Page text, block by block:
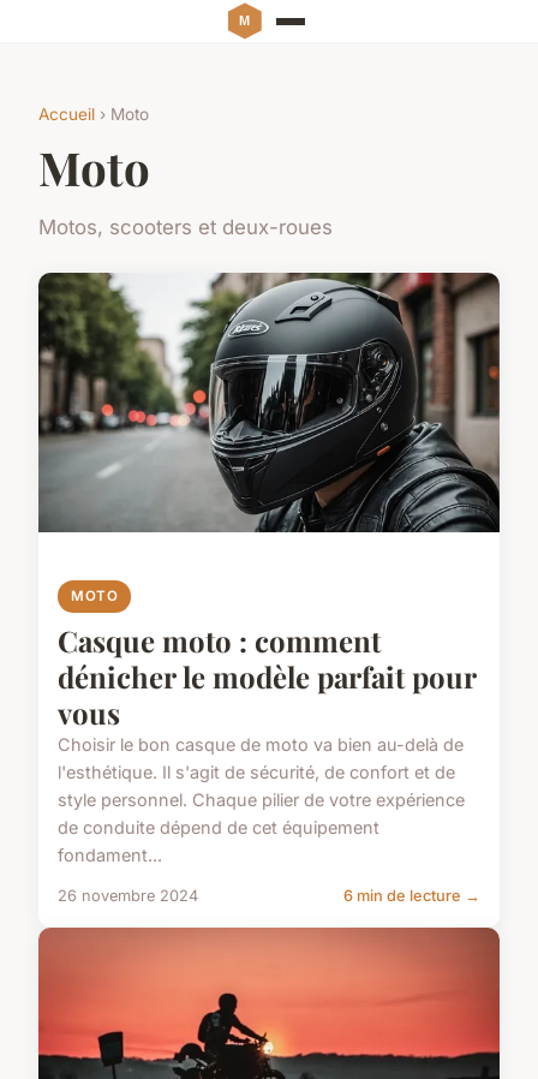
Accueil › Moto
Moto
Motos, scooters et deux-roues
MOTO
Casque moto : comment
dénicher le modèle parfait pour
vous
Choisir le bon casque de moto va bien au-delà de
l'esthétique. Il s'agit de sécurité, de confort et de
style personnel. Chaque pilier de votre expérience
de conduite dépend de cet équipement
fondament...
26 novembre 2024 6 min de lecture →